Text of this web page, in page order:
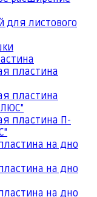
для листового
пластина
пластина
пластина П-
на дно
на дно
на дно